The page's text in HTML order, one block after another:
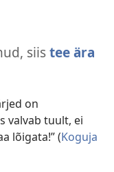
siistee ära
on
valvab tuult, ei
lõigata!” (Koguja